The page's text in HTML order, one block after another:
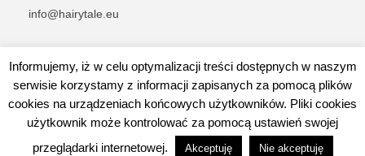
info@hairytale.eu
© 2026 Hairy Tale Cosmetics. All rights reserved.
Informujemy, iż w celu optymalizacji treści dostępnych w naszym
serwisie korzystamy z informacji zapisanych za pomocą plików
cookies na urządzeniach końcowych użytkowników. Pliki cookies
użytkownik może kontrolować za pomocą ustawień swojej
przeglądarki internetowej.
Akceptuję Nie akceptuję